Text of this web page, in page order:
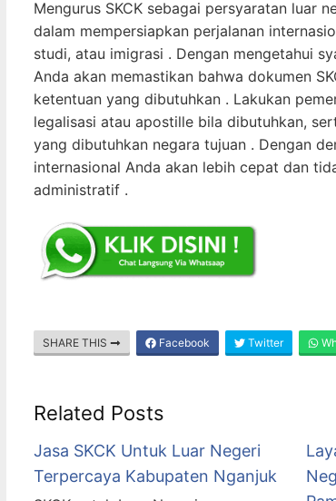
Mengurus SKCK sebagai persyaratan luar
dalam mempersiapkan perjalanan
studi, atau imigrasi . Dengan mengetahui
Anda akan memastikan bahwa dokumen
ketentuan yang dibutuhkan . Lakukan
legalisasi atau apostille bila dibutuhkan,
yang dibutuhkan negara tujuan . Dengan
internasional Anda akan lebih cepat dan
administratif .
SHARE THIS Facebook Twitter
Related Posts
Jasa SKCK Untuk Luar Negeri
Terpercaya Kabupaten Nganjuk